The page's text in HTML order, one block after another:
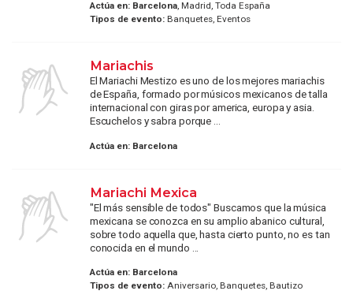
Actúa en: Barcelona, Madrid, Toda España
Tipos de evento:Banquetes, Eventos
Mariachis
El Mariachi Mestizo es uno de los mejores mariachis
de España, formado por músicos mexicanos de talla
internacional con giras por america, europa y asia.
Escuchelos y sabra porque ...
Actúa en: Barcelona
Mariachi Mexica
"El más sensible de todos" Buscamos que la música
mexicana se conozca en su amplio abanico cultural,
sobre todo aquella que, hasta cierto punto, no es tan
conocida en el mundo ...
Actúa en: Barcelona
Tipos de evento:Aniversario, Banquetes, Bautizo